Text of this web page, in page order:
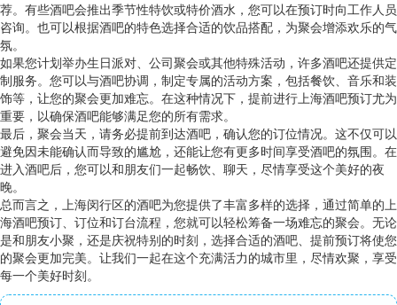
荐。有些酒吧会推出季节性特饮或特价酒水，您可以在预订时向工作人员
咨询。也可以根据酒吧的特色选择合适的饮品搭配，为聚会增添欢乐的气
氛。
如果您计划举办生日派对、公司聚会或其他特殊活动，许多酒吧还提供定
制服务。您可以与酒吧协调，制定专属的活动方案，包括餐饮、音乐和装
饰等，让您的聚会更加难忘。在这种情况下，提前进行上海酒吧预订尤为
重要，以确保酒吧能够满足您的所有需求。
最后，聚会当天，请务必提前到达酒吧，确认您的订位情况。这不仅可以
避免因未能确认而导致的尴尬，还能让您有更多时间享受酒吧的氛围。在
进入酒吧后，您可以和朋友们一起畅饮、聊天，尽情享受这个美好的夜
晚。
总而言之，上海闵行区的酒吧为您提供了丰富多样的选择，通过简单的上
海酒吧预订、订位和订台流程，您就可以轻松筹备一场难忘的聚会。无论
是和朋友小聚，还是庆祝特别的时刻，选择合适的酒吧、提前预订将使您
的聚会更加完美。让我们一起在这个充满活力的城市里，尽情欢聚，享受
每一个美好时刻。